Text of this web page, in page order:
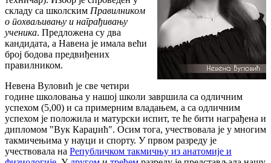
складу са школским Правилником
о похваљивању и награђивању
ученика. Предложена су два
кандидата, а Навена је имала већи
број бодова предвиђених
правилником.
Невена Вуловић је све четири
године школовања у нашој школи завршила са одличним
успехом (5,00) и са примерним владањем, а са одличним
успехом је положила и матурски испит, те ће бити награђена и
дипломом "Вук Караџић". Осим тога, учествовала је у многим
такмичењима у науци и спорту. У првом разреду је
учествовала на Републичком такмичњу из анатомије и